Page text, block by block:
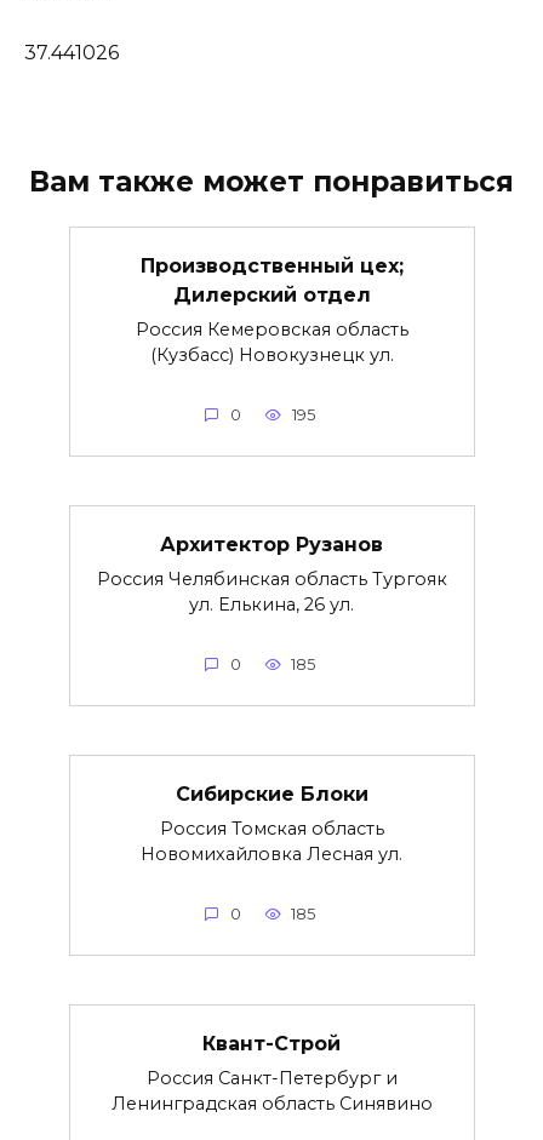
37.441026
Вам также может понравиться
Производственный цех;
Дилерский отдел
Россия Кемеровская область
(Кузбасс) Новокузнецк ул.
0 195
Архитектор Рузанов
Россия Челябинская область Тургояк
ул. Елькина, 26 ул.
0 185
Сибирские Блоки
Россия Томская область
Новомихайловка Лесная ул.
0 185
Квант-Строй
Россия Санкт-Петербург и
Ленинградская область Синявино